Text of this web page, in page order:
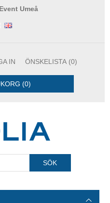
Umeå
IN ÖNSKELISTA (0)
(0)